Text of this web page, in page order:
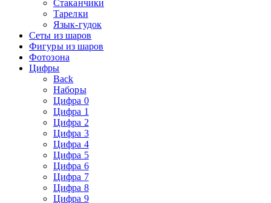
Стаканчики
Тарелки
Язык-гудок
Сеты из шаров
Фигуры из шаров
Фотозона
Цифры
Back
Наборы
Цифра 0
Цифра 1
Цифра 2
Цифра 3
Цифра 4
Цифра 5
Цифра 6
Цифра 7
Цифра 8
Цифра 9